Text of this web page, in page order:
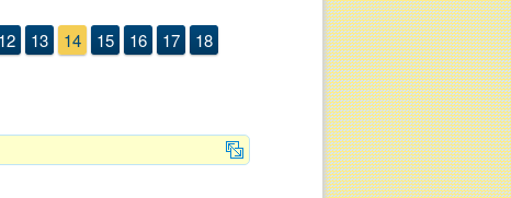
12 13 14 15 16 17
18